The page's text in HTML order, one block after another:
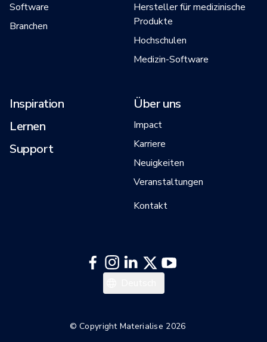
Software
Branchen
Hersteller für medizinische
Produkte
Hochschulen
Medizin-Software
Inspiration
Lernen
Support
Über uns
Impact
Karriere
Neuigkeiten
Veranstaltungen
Kontakt
English
© Copyright Materialise 2026